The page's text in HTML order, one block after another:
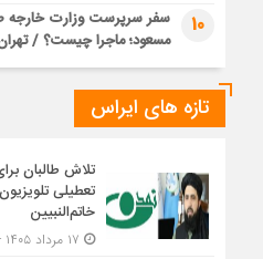
10
سفر سرپرست وزارت خارجه
مسعود؛ ماجرا چیست؟ /
تازه های ایراس
تلاش طالبان
تعطیلی
خاتم‌النبیین